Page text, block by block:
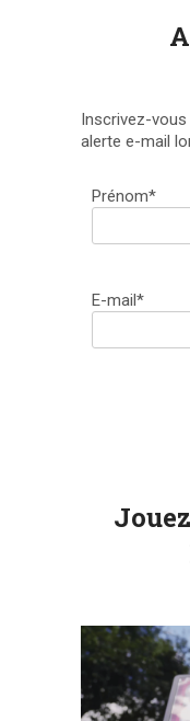
Inscrivez-
alerte e-mail
Prénom*
E-mail*